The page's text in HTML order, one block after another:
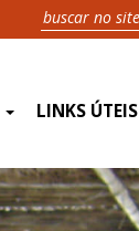
LINKS ÚTEIS